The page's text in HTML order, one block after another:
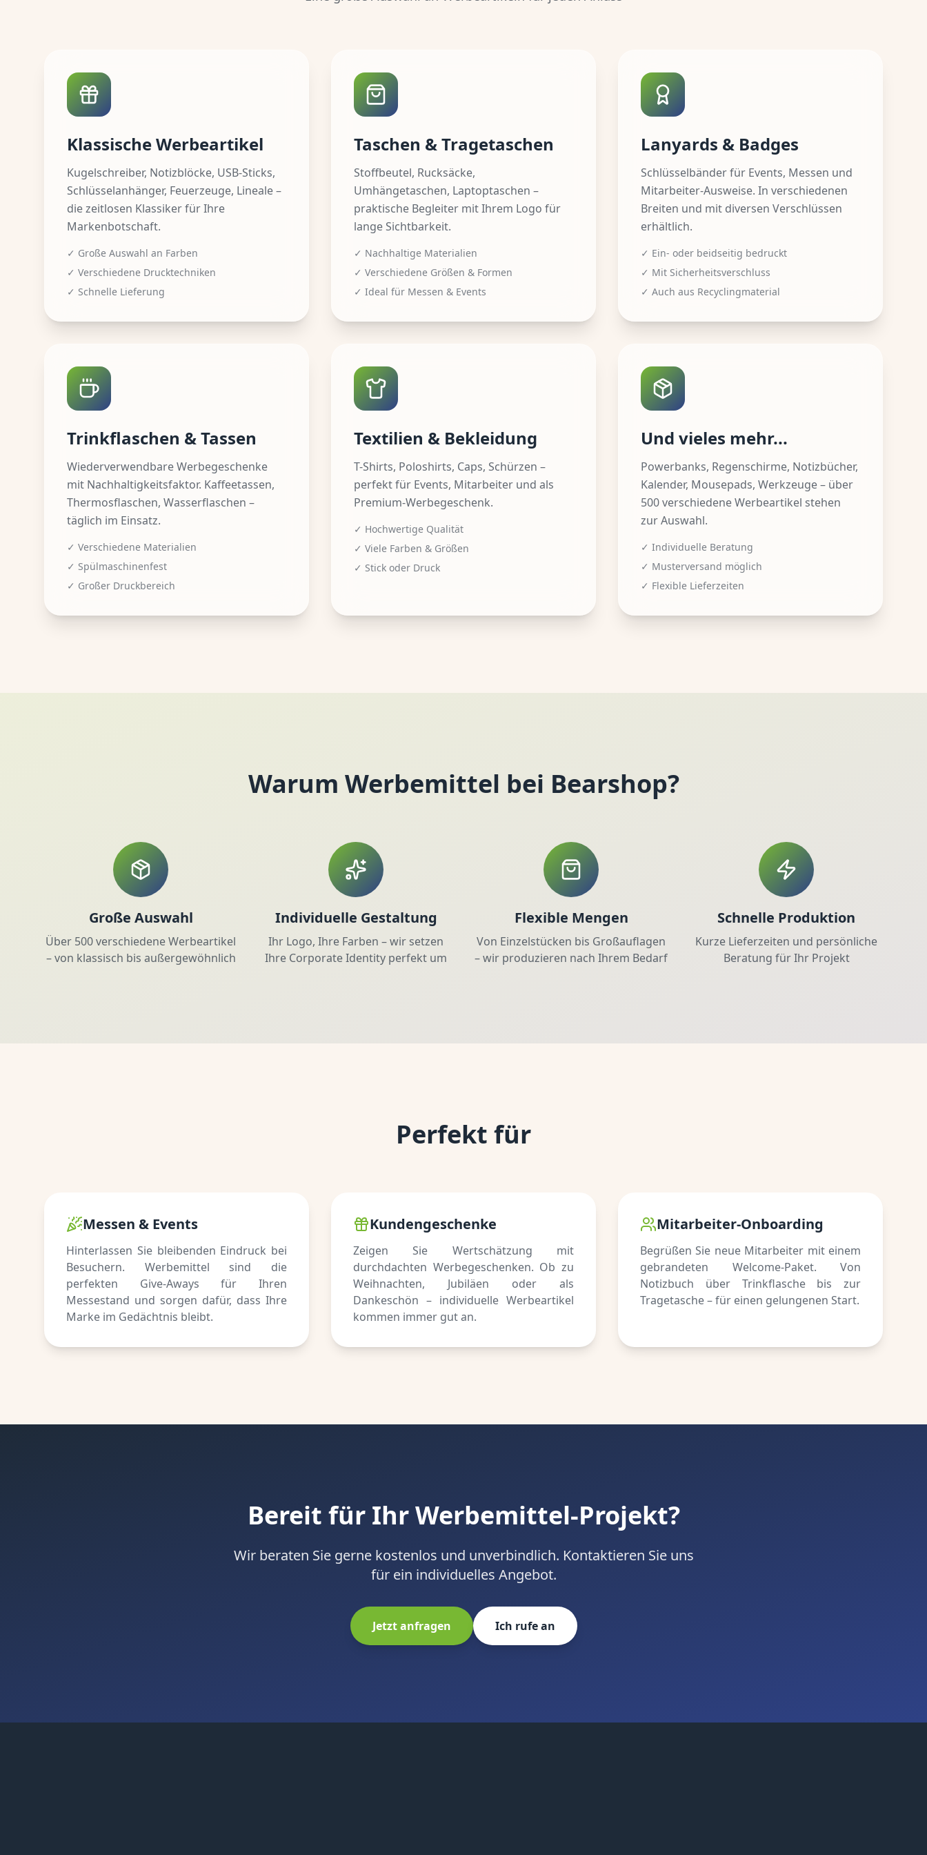
Klassische Werbeartikel
Kugelschreiber, Notizblöcke, USB-Sticks,
Schlüsselanhänger, Feuerzeuge, Lineale –
die zeitlosen Klassiker für Ihre
Markenbotschaft.
✓ Große Auswahl an Farben
✓ Verschiedene Drucktechniken
✓ Schnelle Lieferung
Taschen & Tragetaschen
Stoffbeutel, Rucksäcke,
Umhängetaschen, Laptoptaschen –
praktische Begleiter mit Ihrem Logo für
lange Sichtbarkeit.
✓ Nachhaltige Materialien
✓ Verschiedene Größen & Formen
✓ Ideal für Messen & Events
Lanyards & Badges
Schlüsselbänder für Events, Messen und
Mitarbeiter-Ausweise. In verschiedenen
Breiten und mit diversen Verschlüssen
erhältlich.
✓ Ein- oder beidseitig bedruckt
✓ Mit Sicherheitsverschluss
✓ Auch aus Recyclingmaterial
Trinkflaschen & Tassen
Wiederverwendbare Werbegeschenke
mit Nachhaltigkeitsfaktor. Kaffeetassen,
Thermosflaschen, Wasserflaschen –
täglich im Einsatz.
✓ Verschiedene Materialien
✓ Spülmaschinenfest
✓ Großer Druckbereich
Textilien & Bekleidung
T-Shirts, Poloshirts, Caps, Schürzen –
perfekt für Events, Mitarbeiter und als
Premium-Werbegeschenk.
✓ Hochwertige Qualität
✓ Viele Farben & Größen
✓ Stick oder Druck
Und vieles mehr...
Powerbanks, Regenschirme, Notizbücher,
Kalender, Mousepads, Werkzeuge – über
500 verschiedene Werbeartikel stehen
zur Auswahl.
✓ Individuelle Beratung
✓ Musterversand möglich
✓ Flexible Lieferzeiten
Warum Werbemittel bei Bearshop?
Große Auswahl
Über 500 verschiedene Werbeartikel
– von klassisch bis außergewöhnlich
Individuelle Gestaltung
Ihr Logo, Ihre Farben – wir setzen
Ihre Corporate Identity perfekt um
Flexible Mengen
Von Einzelstücken bis Großauflagen
– wir produzieren nach Ihrem Bedarf
Schnelle Produktion
Kurze Lieferzeiten und persönliche
Beratung für Ihr Projekt
Perfekt für
Messen & Events
Hinterlassen Sie bleibenden Eindruck bei
Besuchern. Werbemittel sind die
perfekten Give-Aways für Ihren
Messestand und sorgen dafür, dass Ihre
Marke im Gedächtnis bleibt.
Kundengeschenke
Zeigen Sie Wertschätzung mit
durchdachten Werbegeschenken. Ob zu
Weihnachten, Jubiläen oder als
Dankeschön – individuelle Werbeartikel
kommen immer gut an.
Mitarbeiter-Onboarding
Begrüßen Sie neue Mitarbeiter mit einem
gebrandeten Welcome-Paket. Von
Notizbuch über Trinkflasche bis zur
Tragetasche – für einen gelungenen Start.
Bereit für Ihr Werbemittel-Projekt?
Wir beraten Sie gerne kostenlos und unverbindlich. Kontaktieren Sie uns
für ein individuelles Angebot.
Jetzt anfragen Ich rufe an